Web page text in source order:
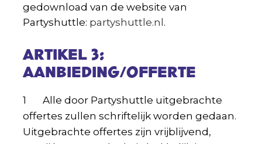
gedownload van de website van
Partyshuttle: partyshuttle.nl .
ARTIKEL 3:
AANBIEDING/OFFERTE
1 Alle door Partyshuttle uitgebrachte
offertes zullen schriftelijk worden gedaan.
Uitgebrachte offertes zijn vrijblijvend,